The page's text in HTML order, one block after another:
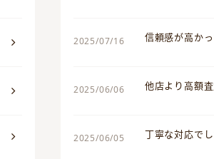
2025/07/16 信頼感が高か
2025/06/06 他店より高額
2025/06/05 丁寧な対応で